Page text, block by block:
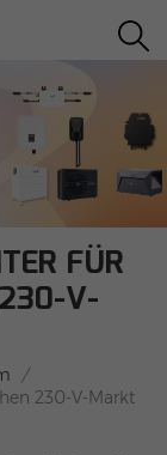
FÜR
230-V-
/
230-V-Markt